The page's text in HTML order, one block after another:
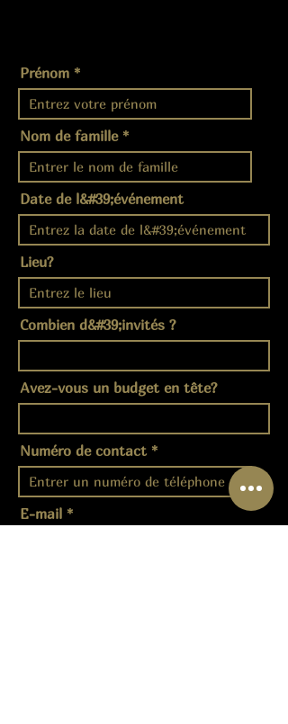
Prénom
Nom de famille
Date de l&#39;événement
Lieu?
Combien d&#39;invités ?
Avez-vous un budget en tête?
Numéro de contact
E-mail